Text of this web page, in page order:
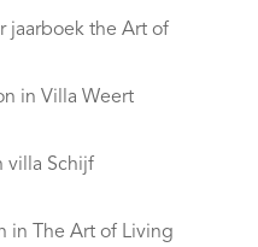
jaarboek the Art of
in Villa Weert
villa Schijf
in The Art of Living